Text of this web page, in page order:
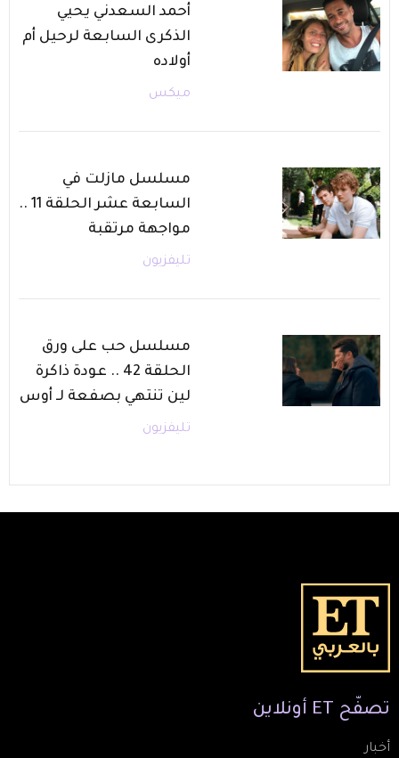
أحمد السعدني يحيي
الذكرى السابعة لرحيل أم
أولاده
ميكس
مسلسل مازلت في
السابعة عشر الحلقة 11 ..
مواجهة مرتقبة
تليفزيون
مسلسل حب على ورق
الحلقة 42 .. عودة ذاكرة
لين تنتهي بصفعة لـ أوس
تليفزيون
تصفّح ET أونلاين
أخبار